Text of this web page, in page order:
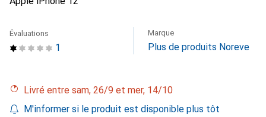
1
Évaluations Marque
Plus de produits Noreve
Livré entre sam, 26/9 et mer, 14/10
M'informer si le produit est disponible plus tôt